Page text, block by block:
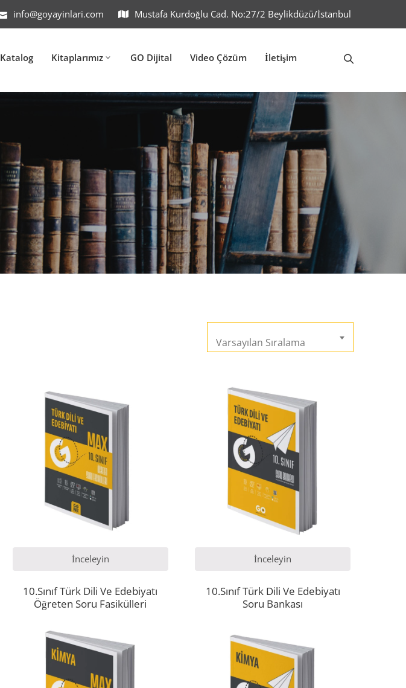
info@goyayinlari.com Mustafa Kurdoğlu Cad. No:27/2 Beylikdüzü/İstanbul
Katalog Kitaplarımız GO Dijital Video Çözüm İletişim
Varsayılan Sıralama
İnceleyin
10.Sınıf Türk Dili Ve Edebiyatı
Öğreten Soru Fasikülleri
İnceleyin
10.Sınıf Türk Dili Ve Edebiyatı
Soru Bankası